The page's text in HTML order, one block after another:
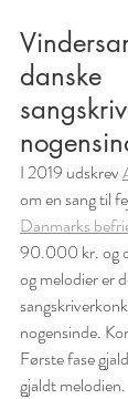
danske
I 2019 udskrev
om en sang til
Danmarks
90.000 kr. og
og melodier er
nogensinde.
Første fase
gjaldt melodien.